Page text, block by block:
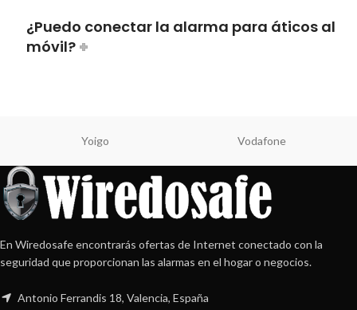
¿Puedo conectar la alarma para áticos al
móvil?
Yoigo Vodafone
En Wiredosafe encontrarás ofertas de Internet conectado con la
seguridad que proporcionan las alarmas en el hogar o negocios.
Antonio Ferrandis 18, Valencia, España